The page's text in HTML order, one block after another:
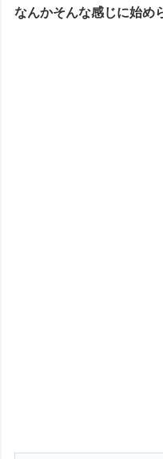
なんかそんな感じに始め